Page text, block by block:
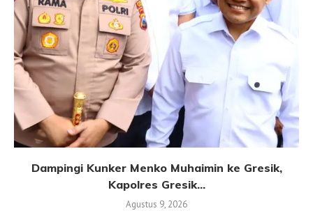
Dampingi Kunker Menko Muhaimin ke Gresik,
Kapolres Gresik...
Agustus 9, 2026